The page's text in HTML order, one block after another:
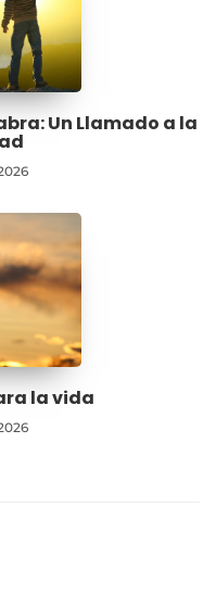
Un Llamado a la
la vida